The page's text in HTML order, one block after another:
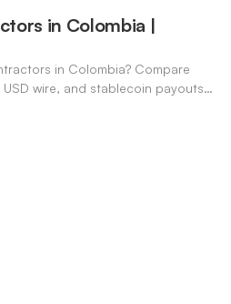
in Colombia |
in Colombia? Compare
wire, and stablecoin payouts.